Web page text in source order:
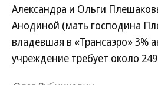
Александра и Ольги
Анодиной (мать господина
владевшая в «Трансаэро» 3%
учреждение требует около